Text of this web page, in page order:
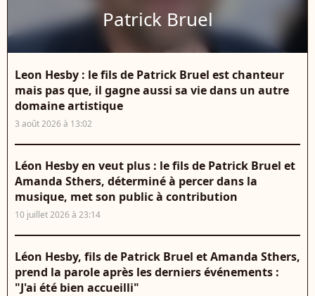
Patrick Bruel
Leon Hesby : le fils de Patrick Bruel est chanteur
mais pas que, il gagne aussi sa vie dans un autre
domaine artistique
3 août 2026 à 13:02
Léon Hesby en veut plus : le fils de Patrick Bruel et
Amanda Sthers, déterminé à percer dans la
musique, met son public à contribution
10 juillet 2026 à 23:14
Léon Hesby, fils de Patrick Bruel et Amanda Sthers,
prend la parole après les derniers événements :
"J'ai été bien accueilli"